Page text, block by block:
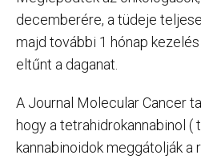
decemberére, a tüdeje
majd további 1 hónap
eltűnt a daganat.
A Journal Molecular Cancer
hogy a tetrahidrokannabinol (
kannabinoidok meggátolják a